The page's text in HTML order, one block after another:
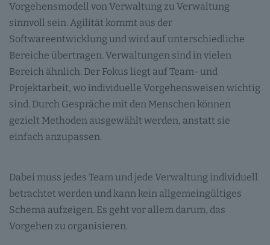
Vorgehensmodell von Verwaltung zu Verwaltung
sinnvoll sein. Agilität kommt aus der
Softwareentwicklung und wird auf unterschiedliche
Bereiche übertragen. Verwaltungen sind in vielen
Bereich ähnlich. Der Fokus liegt auf Team- und
Projektarbeit, wo individuelle Vorgehensweisen wichtig
sind. Durch Gespräche mit den Menschen können
gezielt Methoden ausgewählt werden, anstatt sie
einfach anzupassen.
Dabei muss jedes Team und jede Verwaltung individuell
betrachtet werden und kann kein allgemeingültiges
Schema aufzeigen. Es geht vor allem darum, das
Vorgehen zu organisieren.